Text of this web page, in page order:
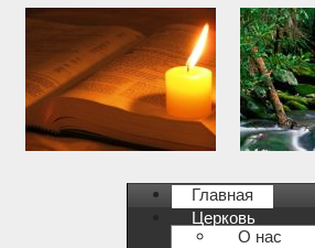
Главная
Церковь
О нас